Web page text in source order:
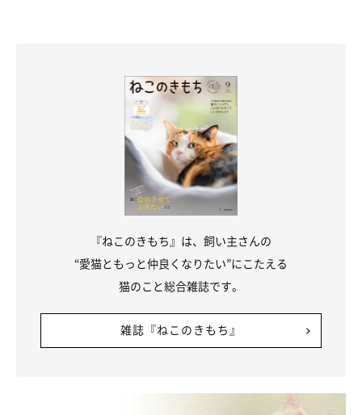
『ねこのきもち』は、飼い主さんの
“愛猫ともっと仲良くなりたい”にこたえる
猫のこと総合雑誌です。
雑誌『ねこのきもち』